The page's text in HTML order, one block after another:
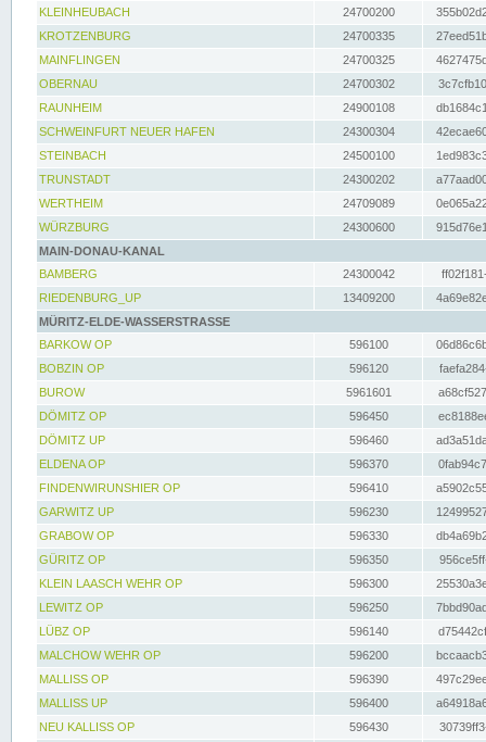
KLEINHEUBACH 24700200
KROTZENBURG
24700335
MAINFLINGEN
24700325
OBERNAU
24700302
RAUNHEIM
24900108
SCHWEINFURT NEUER HAFEN
24300304
STEINBACH
24500100
TRUNSTADT
24300202
WERTHEIM
24709089
WÜRZBURG
24300600
MAIN-DONAU-KANAL
BAMBERG
24300042
RIEDENBURG_UP
13409200
MÜRITZ-ELDE-WASSERSTRASSE
BARKOW OP
596100
BOBZIN OP
596120
BUROW
5961601
DÖMITZ OP
596450
DÖMITZ UP
596460
ELDENA OP
596370
FINDENWIRUNSHIER OP
596410
GARWITZ UP
596230
GRABOW OP
596330
GÜRITZ OP
596350
KLEIN LAASCH WEHR OP
596300
LEWITZ OP
596250
LÜBZ OP
596140
MALCHOW WEHR OP
596200
MALLISS OP
596390
MALLISS UP
596400
NEU KALLISS OP
596430